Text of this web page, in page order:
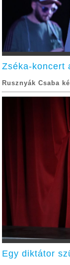
Zséka-koncert
Rusznyák Csaba
Egy diktátor